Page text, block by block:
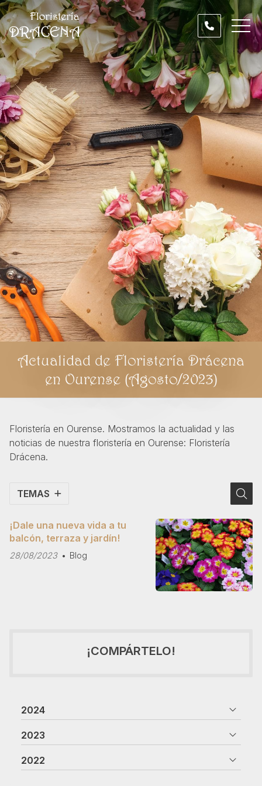
Actualidad de Floristería Drácena
en Ourense (Agosto/2023)
Floristería en Ourense. Mostramos la actualidad y las
noticias de nuestra floristería en Ourense: Floristería
Drácena.
TEMAS
¡Dale una nueva vida a tu
balcón, terraza y jardín!
28/08/2023 Blog
¡COMPÁRTELO!
2024
2023
2022